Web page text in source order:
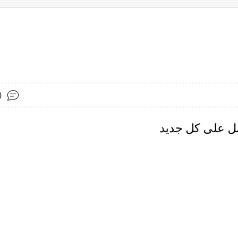
على كل جديد